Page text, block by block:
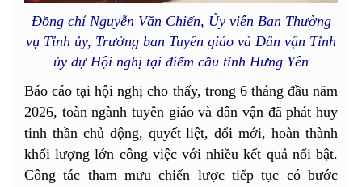
Đồng chí Nguyễn Văn Chiến, Ủy viên Ban Thường
vụ Tỉnh ủy, Trưởng ban Tuyên giáo và Dân vận Tỉnh
ủy dự Hội nghị tại điểm cầu tỉnh Hưng Yên
Báo cáo tại hội nghị cho thấy, trong 6 tháng đầu năm
2026, toàn ngành tuyên giáo và dân vận đã phát huy
tinh thần chủ động, quyết liệt, đổi mới, hoàn thành
khối lượng lớn công việc với nhiều kết quả nổi bật.
Công tác tham mưu chiến lược tiếp tục có bước